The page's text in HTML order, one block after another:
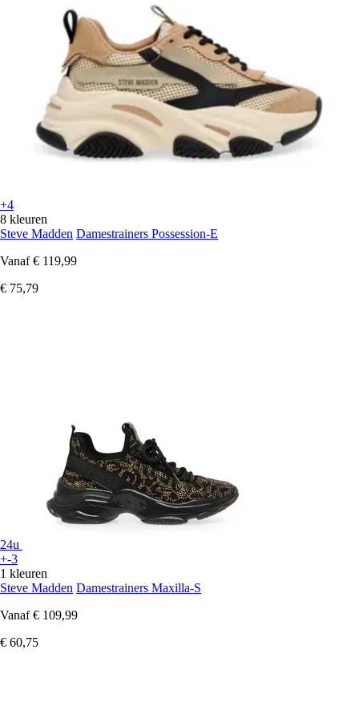
+4
8 kleuren
Steve Madden Damestrainers Possession-E
Vanaf € 119,99
€ 75,79
24u
+-3
1 kleuren
Steve Madden Damestrainers Maxilla-S
Vanaf € 109,99
€ 60,75